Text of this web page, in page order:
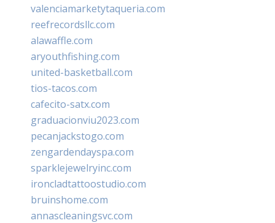
valenciamarketytaqueria.com
reefrecordsllc.com
alawaffle.com
aryouthfishing.com
united-basketball.com
tios-tacos.com
cafecito-satx.com
graduacionviu2023.com
pecanjackstogo.com
zengardendayspa.com
sparklejewelryinc.com
ironcladtattoostudio.com
bruinshome.com
annascleaningsvc.com